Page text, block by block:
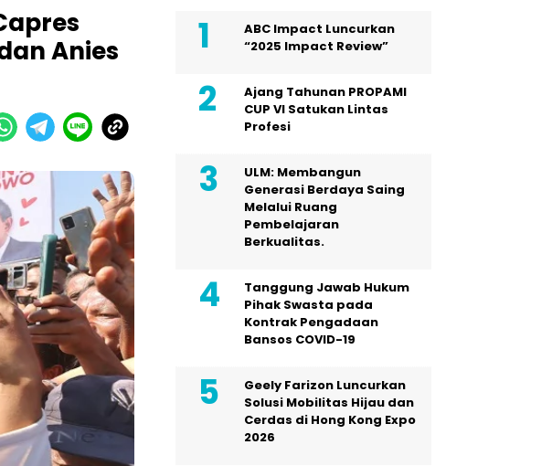
Anies
ABC Impact Luncurkan
“2025 Impact Review”
Ajang Tahunan PROPAMI
CUP VI Satukan Lintas
Profesi
ULM: Membangun
Generasi Berdaya Saing
Melalui Ruang
Pembelajaran
Berkualitas.
Tanggung Jawab Hukum
Pihak Swasta pada
Kontrak Pengadaan
Bansos COVID-19
Geely Farizon Luncurkan
Solusi Mobilitas Hijau dan
Cerdas di Hong Kong Expo
2026